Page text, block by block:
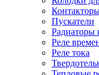
Пускатели
Радиаторы
Реле
Реле тока